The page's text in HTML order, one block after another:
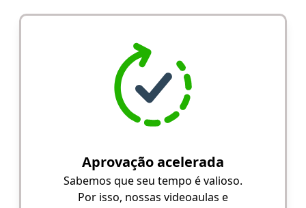
Aprovação acelerada
Sabemos que seu tempo é valioso.
Por isso, nossas videoaulas e